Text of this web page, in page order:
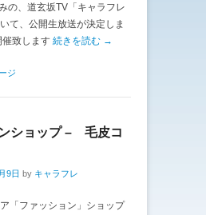
の、道玄坂TV「キャラフレ
て、公開生放送が決定しま
催致します 続きを読む →
ジ
ショップ – 毛皮コ
9日 by キャラフレ
「ファッション」ショップ